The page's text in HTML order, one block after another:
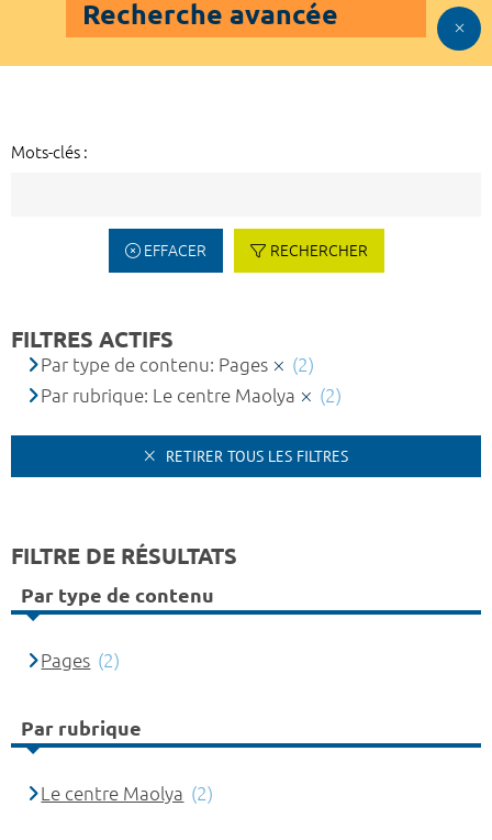
Recherche avancée
Mots-clés :
EFFACER RECHERCHER
FILTRES ACTIFS
Par type de contenu: Pages
(2)
Par rubrique: Le centre Maolya
(2)
RETIRER TOUS LES FILTRES
FILTRE DE RÉSULTATS
Par type de contenu
Pages (2)
Par rubrique
Le centre Maolya (2)